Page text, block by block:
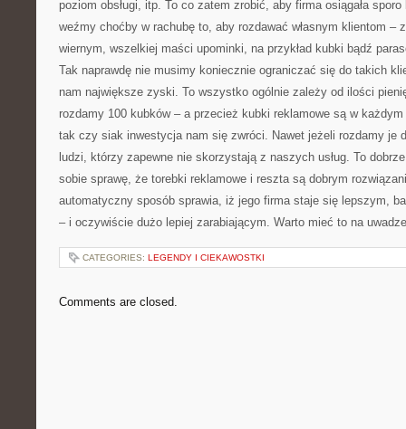
poziom obsługi, itp. To co zatem zrobić, aby firma osiągała
weźmy choćby w rachubę to, aby rozdawać własnym klientom –
wiernym, wszelkiej maści upominki, na przykład kubki bądź
Tak naprawdę nie musimy koniecznie ograniczać się do takich
nam największe zyski. To wszystko ogólnie zależy od ilości
rozdamy 100 kubków – a przecież kubki reklamowe są w
tak czy siak inwestycja nam się zwróci. Nawet jeżeli rozdamy je
ludzi, którzy zapewne nie skorzystają z naszych usług. To
sobie sprawę, że torebki reklamowe i reszta są dobrym
automatyczny sposób sprawia, iż jego firma staje się lepszym,
– i oczywiście dużo lepiej zarabiającym. Warto mieć to na
CATEGORIES: LEGENDY I CIEKAWOSTKI
Comments are closed.